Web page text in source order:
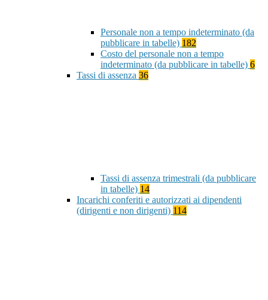
Personale non a tempo indeterminato (da
pubblicare in tabelle) 182
Costo del personale non a tempo
indeterminato (da pubblicare in tabelle) 6
Tassi di assenza 36
Tassi di assenza trimestrali (da pubblicare
in tabelle) 14
Incarichi conferiti e autorizzati ai dipendenti
(dirigenti e non dirigenti) 114